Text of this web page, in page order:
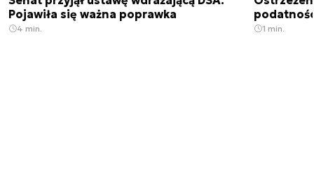
Pojawiła się ważna poprawka
4 min. 1 min.